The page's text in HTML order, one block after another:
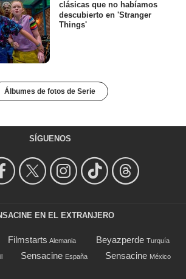
clásicas que no habíamos
descubierto en 'Stranger
Things'
Álbumes de fotos de Serie
SÍGUENOS
EN EL EXTRANJERO
Filmstarts Alemania Beyazperde Turquía
Sensacine España Sensacine México